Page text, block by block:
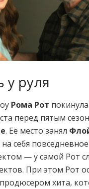
у руля
Рома Рот
перед пятым
. Её место занял
себя повседневное
— у самой Рот
При этом Рот
хита,